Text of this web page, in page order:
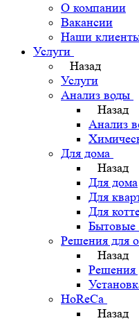
О компании
Вакансии
Наши
Услуги
Назад
Услуги
Анализ воды
Назад
Анализ
Для дома
Назад
Для дома
Для
Для
Бытовые
Решения для
Назад
Решения
HoReCa
Назад